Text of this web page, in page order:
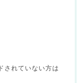
されていない方は